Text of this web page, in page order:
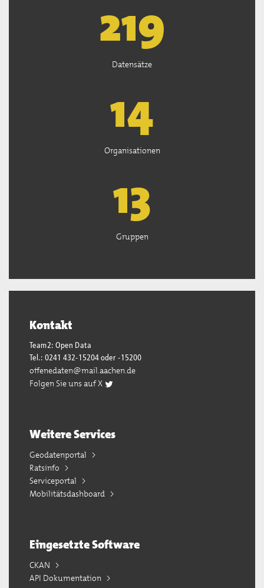
220
Datensätze
15
Organisationen
13
Gruppen
Kontakt
Team2: Open Data
Tel.: 0241 432-15204 oder -15200
offenedaten@mail.aachen.de
Folgen Sie uns auf X
Weitere Services
Geodatenportal
Ratsinfo
Serviceportal
Mobilitätsdashboard
Eingesetzte Software
CKAN
API Dokumentation